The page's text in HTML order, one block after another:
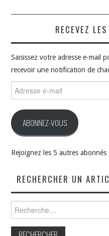
RECEVEZ
Saisissez votre adresse e-mail
recevoir une notification de
Adresse
e-
ABONNEZ-VOUS
Rejoignez les 5 autres abonnés
RECHERCHER UN
Rechercher :